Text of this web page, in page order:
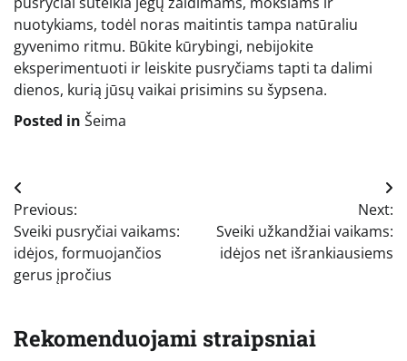
nuotykiams, todėl noras maitintis tampa natūraliu
gyvenimo ritmu. Būkite kūrybingi, nebijokite
eksperimentuoti ir leiskite pusryčiams tapti ta dalimi
dienos, kurią jūsų vaikai prisimins su šypsena.
Posted in Šeima
Navigacija
tarp
įrašų
Previous:
Sveiki pusryčiai vaikams:
idėjos, formuojančios
gerus įpročius
Next:
Sveiki užkandžiai vaikams:
idėjos net išrankiausiems
Rekomenduojami straipsniai